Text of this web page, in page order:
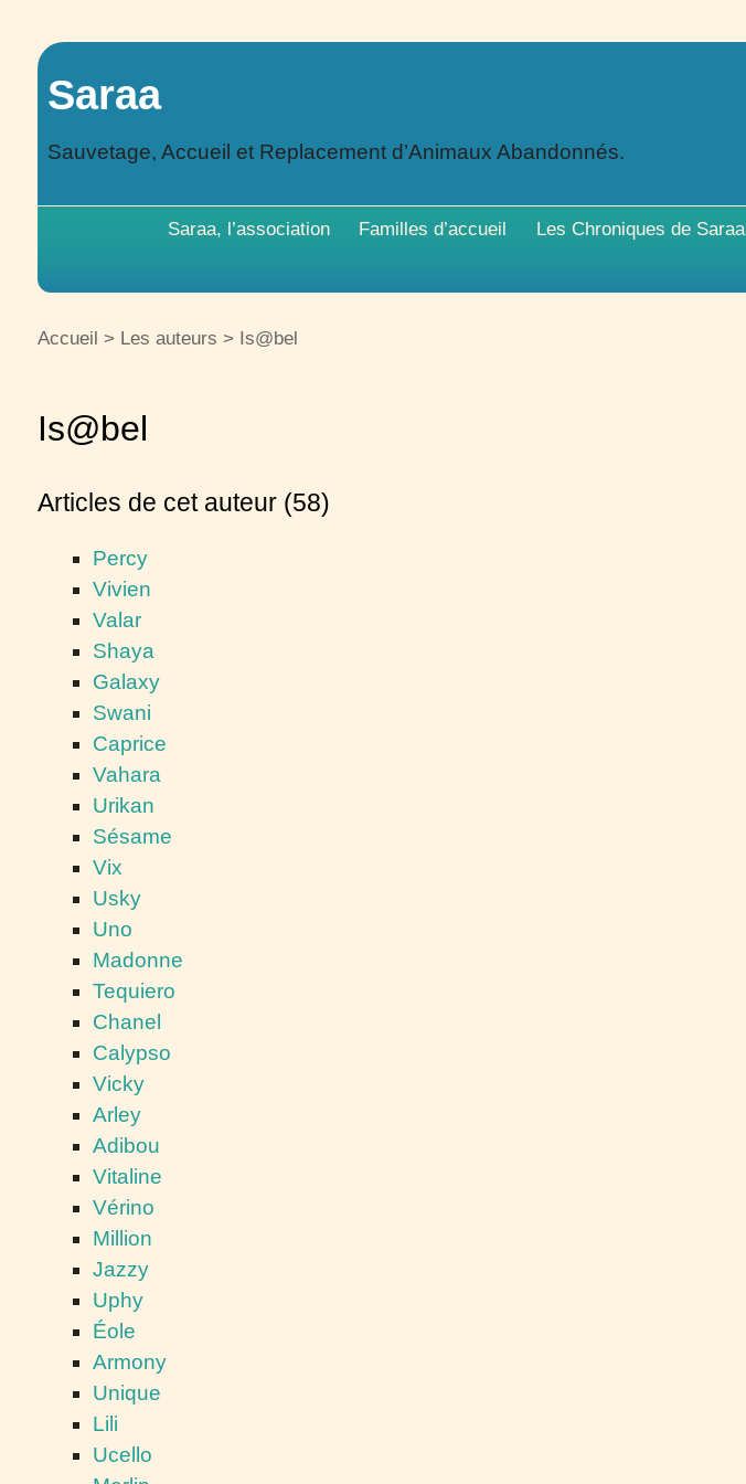
Saraa
Sauvetage, Accueil et Replacement d’Animaux Abandonnés.
Saraa, l’association Familles d’accueil Les Chroniques de Saraa
Accueil > Les auteurs > Is@bel
Is@bel
Articles de cet auteur (58)
Percy
Vivien
Valar
Shaya
Galaxy
Swani
Caprice
Vahara
Urikan
Sésame
Vix
Usky
Uno
Madonne
Tequiero
Chanel
Calypso
Vicky
Arley
Adibou
Vitaline
Vérino
Million
Jazzy
Uphy
Éole
Armony
Unique
Lili
Ucello